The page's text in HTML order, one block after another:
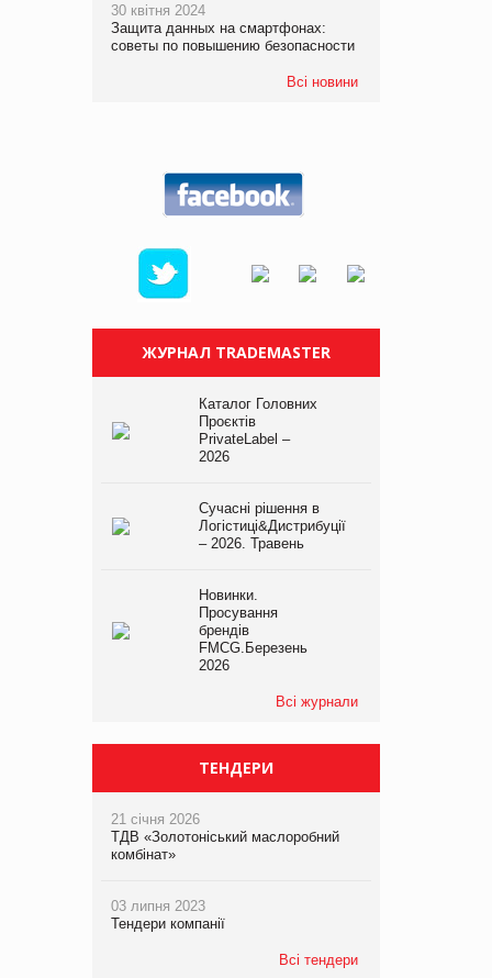
30 квітня 2024
Защита данных на смартфонах:
советы по повышению безопасности
Всі новини
ЖУРНАЛ TRADEMASTER
Каталог Головних
Проєктів
PrivateLabel –
2026
Сучасні рішення в
Логістиці&Дистрибуції
– 2026. Травень
Новинки.
Просування
брендів
FMCG.Березень
2026
Всі журнали
ТЕНДЕРИ
21 січня 2026
ТДВ «Золотоніський маслоробний
комбінат»
03 липня 2023
Тендери компанії
Всі тендери